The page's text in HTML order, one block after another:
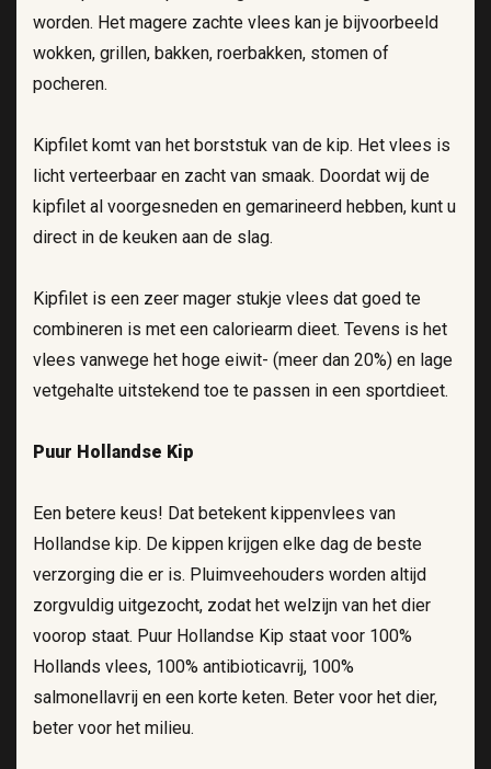
worden. Het magere zachte vlees kan je bijvoorbeeld
wokken, grillen, bakken, roerbakken, stomen of
pocheren.
Kipfilet komt van het borststuk van de kip. Het vlees is
licht verteerbaar en zacht van smaak. Doordat wij de
kipfilet al voorgesneden en gemarineerd hebben, kunt u
direct in de keuken aan de slag.
Kipfilet is een zeer mager stukje vlees dat goed te
combineren is met een caloriearm dieet. Tevens is het
vlees vanwege het hoge eiwit- (meer dan 20%) en lage
vetgehalte uitstekend toe te passen in een sportdieet.
Puur Hollandse Kip
Een betere keus! Dat betekent kippenvlees van
Hollandse kip. De kippen krijgen elke dag de beste
verzorging die er is. Pluimveehouders worden altijd
zorgvuldig uitgezocht, zodat het welzijn van het dier
voorop staat. Puur Hollandse Kip staat voor 100%
Hollands vlees, 100% antibioticavrij, 100%
salmonellavrij en een korte keten. Beter voor het dier,
beter voor het milieu.